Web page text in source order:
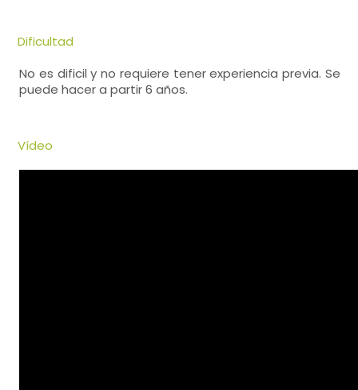
Dificultad
No es dificil y no requiere tener experiencia previa. Se
puede hacer a partir 6 años.
Vídeo